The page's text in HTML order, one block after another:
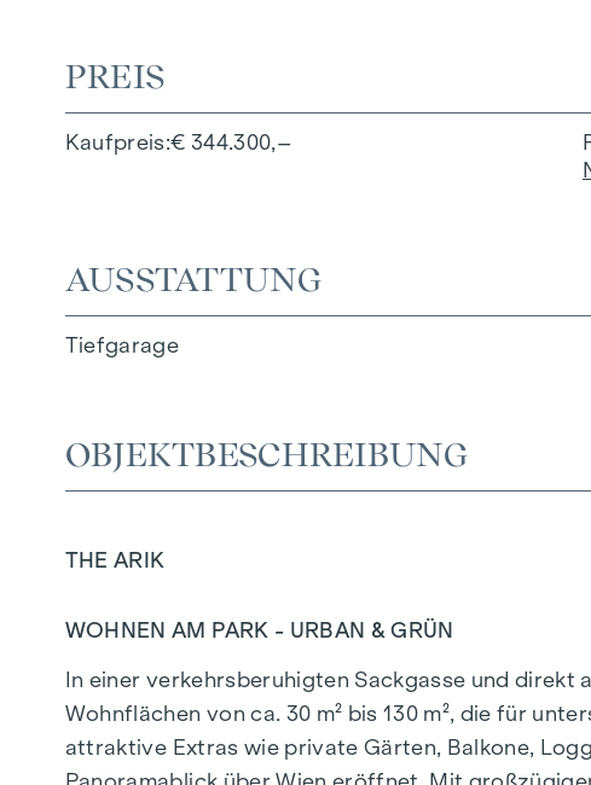
PREIS
Kaufpreis € 344.300,–
AUSSTATTUNG
Tiefgarage
OBJEKTBESCHREIBUNG
THE ARIK
WOHNEN AM PARK - URBAN & GRÜN
In einer verkehrsberuhigten Sackgasse und
Wohnflächen von ca. 30 m² bis 130 m², die für
attraktive Extras wie private Gärten, Balkone,